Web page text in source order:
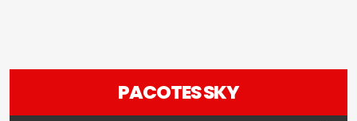
PACOTES SKY